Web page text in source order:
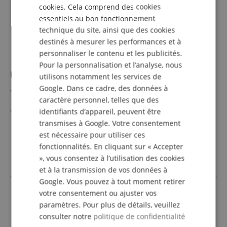
Pédale Accordeur Mooer Baby Tuner
Convient aussi pour guitare électrique 7 cordes et basse
5 cordes
108 LEDs pour une luminosité d'affichage optimale
True Bypass
Boîtier métallique
Alimentation : adaptateur 9V DC en option
Couleur : blanc
afficher plus
incl. la TVA +frais de
livraison (FR)
SPANISH
cookies. Cela comprend des cookies
essentiels au bon fonctionnement
technique du site, ainsi que des cookies
destinés à mesurer les performances et à
personnaliser le contenu et les publicités.
Pour la personnalisation et l’analyse, nous
utilisons notamment les services de
Google. Dans ce cadre, des données à
caractère personnel, telles que des
identifiants d’appareil, peuvent être
transmises à Google. Votre consentement
est nécessaire pour utiliser ces
fonctionnalités. En cliquant sur « Accepter
», vous consentez à l’utilisation des cookies
et à la transmission de vos données à
Google. Vous pouvez à tout moment retirer
votre consentement ou ajuster vos
paramètres. Pour plus de détails, veuillez
consulter notre politique de confidentialité